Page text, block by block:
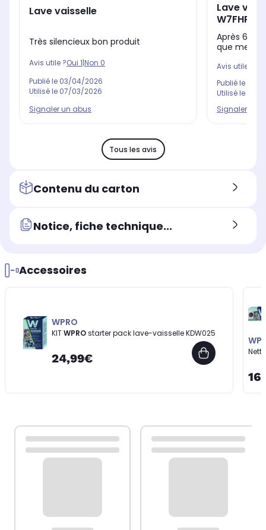
Lave vaisselle
Très silencieux bon produit
Avis utile ?Oui 1|Non 0
Publié le 03/04/2026
Utilisé le 07/03/2026
Signaler un abus
Lave
W7FHP43
Après 6
que me
Avis utile ?
Publié le
Utilisé le
Signaler un
Tous les avis
Contenu du carton
Notice, fiche technique...
Accessoires
WPRO
KITWPRO starter pack lave-vaisselle KDW025
24,99€